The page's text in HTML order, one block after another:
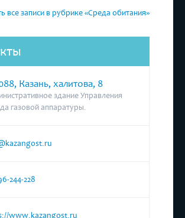
все записи в рубрике «Среда обитания»
Казань, халитова, 8
здание Управления
газовой аппаратуры.
244-228
www.kazangost.ru